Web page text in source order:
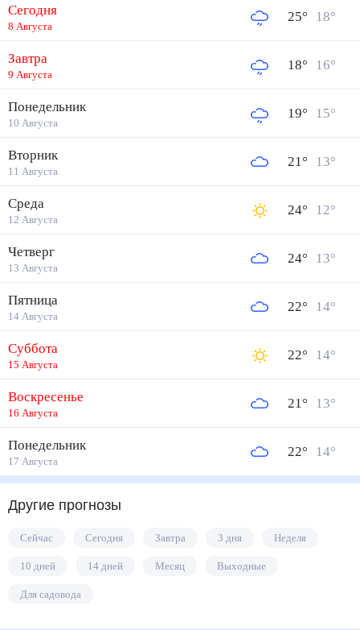
Сегодня
8 Августа
25° 18°
Завтра
9 Августа
18° 16°
Понедельник
10 Августа
19° 15°
Вторник
11 Августа
21° 13°
Среда
12 Августа
24° 12°
Четверг
13 Августа
24° 13°
Пятница
14 Августа
22° 14°
Суббота
15 Августа
22° 14°
Воскресенье
16 Августа
21° 13°
Понедельник
17 Августа
22° 14°
Другие прогнозы
Сейчас Сегодня Завтра 3 дня Неделя
10 дней 14 дней Месяц Выходные
Для садовода